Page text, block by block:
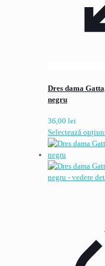
Dres dama
negru
36,00 lei
Selectează